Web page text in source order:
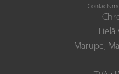
Contacts
Mārupe,